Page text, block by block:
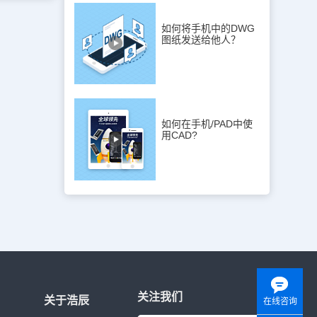
图规范。
如何将手机中的DWG
图纸发送给他人？
如何在手机/PAD中使
用CAD?
关于浩辰 关注我们 在线咨询